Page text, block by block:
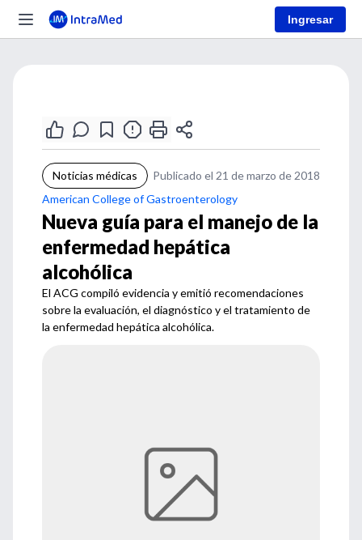
Ingresar
Noticias médicas
Publicado el 21 de marzo de 2018
American College of Gastroenterology
Nueva guía para el manejo de la
enfermedad hepática
alcohólica
El ACG compiló evidencia y emitió recomendaciones
sobre la evaluación, el diagnóstico y el tratamiento de
la enfermedad hepática alcohólica.